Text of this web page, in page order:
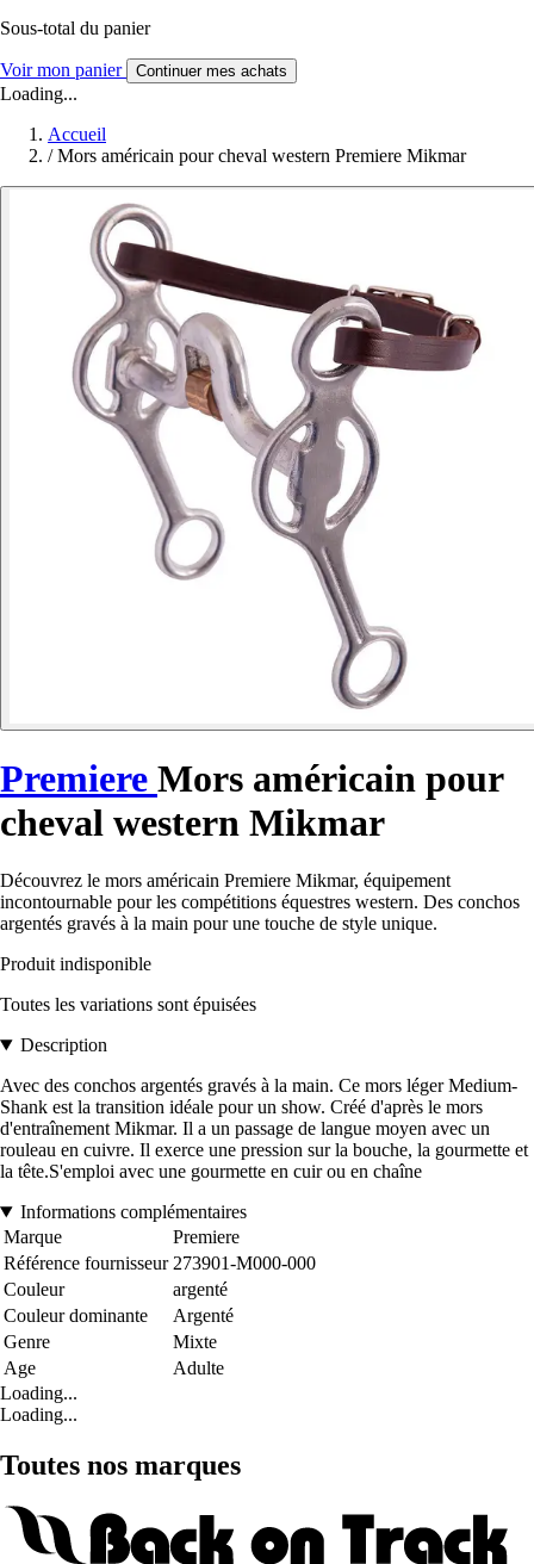
Sous-total du panier
Voir mon panier Continuer mes achats
Loading...
Accueil
/ Mors américain pour cheval western Premiere Mikmar
Premiere Mors américain pour
cheval western Mikmar
Découvrez le mors américain Premiere Mikmar, équipement
incontournable pour les compétitions équestres western. Des conchos
argentés gravés à la main pour une touche de style unique.
Produit indisponible
Toutes les variations sont épuisées
Description
Avec des conchos argentés gravés à la main. Ce mors léger Medium-
Shank est la transition idéale pour un show. Créé d'après le mors
d'entraînement Mikmar. Il a un passage de langue moyen avec un
rouleau en cuivre. Il exerce une pression sur la bouche, la gourmette et
la tête.S'emploi avec une gourmette en cuir ou en chaîne
Informations complémentaires
Marque
Premiere
Référence fournisseur 273901-M000-000
Couleur
argenté
Couleur dominante
Argenté
Genre
Mixte
Age
Adulte
Loading...
Loading...
Toutes nos marques